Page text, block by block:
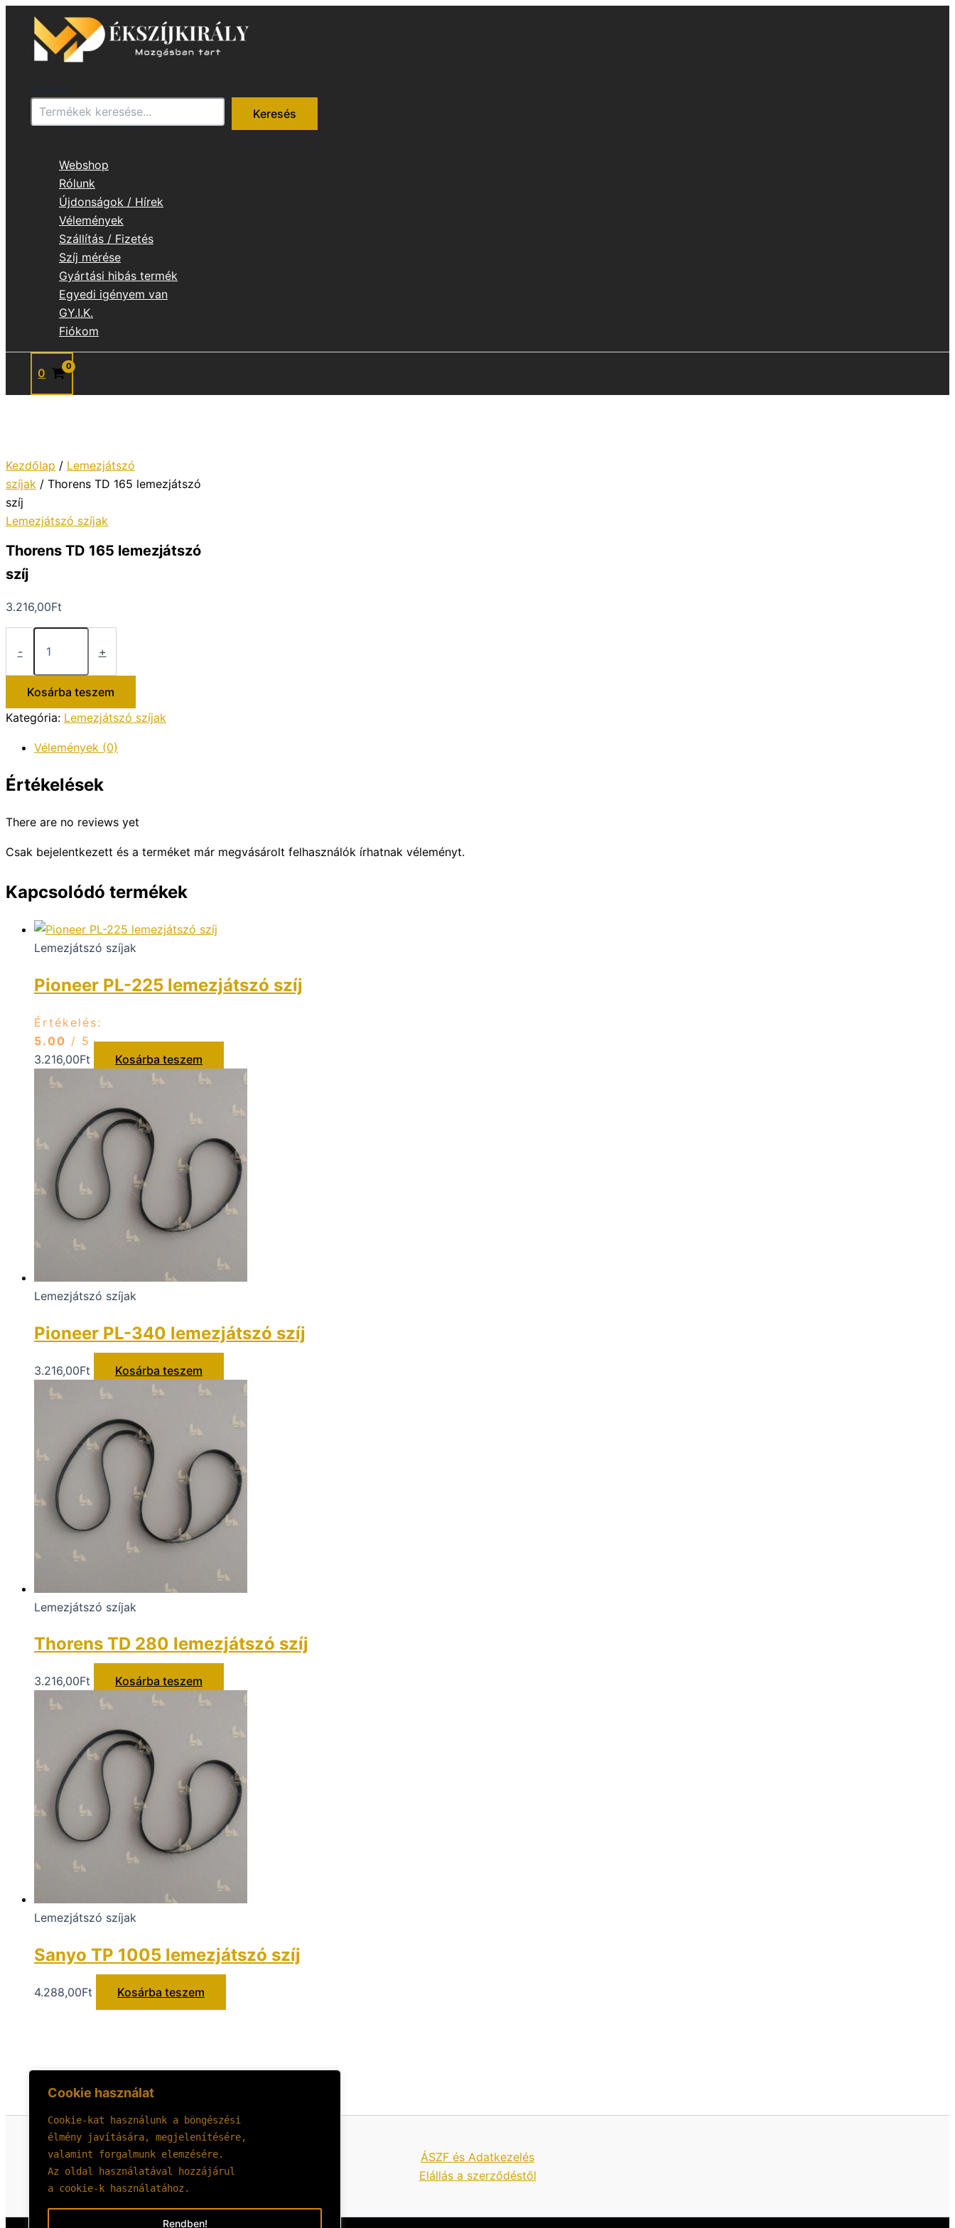
Cookie használat
Cookie-kat használunk a böngészési
élmény javítására, megjelenítésére,
valamint forgalmunk elemzésére.
Az oldal használatával hozzájárul
a cookie-k használatához.
Rendben!
content
Keresés
Webshop
Rólunk
Újdonságok / Hírek
Vélemények
Szállítás / Fizetés
Szíj mérése
Gyártási hibás termék
Egyedi igényem van
GY.I.K.
Fiókom
0
Kezdőlap / Lemezjátszó
szíjak / Thorens TD 165 lemezjátszó
szíj
Lemezjátszó szíjak
Thorens TD 165 lemezjátszó
szíj
3.216,00Ft
-
Thorens
lemezjátszó
+
Kosárba teszem
Kategória: Lemezjátszó szíjak
Vélemények (0)
Értékelések
There are no reviews yet
Csak bejelentkezett és a terméket már megvásárolt felhasználók írhatnak véleményt.
Kapcsolódó termékek
Lemezjátszó szíjak
Pioneer PL-225 lemezjátszó szíj
Értékelés:
5.00 / 5
3.216,00Ft Kosárba teszem
Lemezjátszó szíjak
Pioneer PL-340 lemezjátszó szíj
3.216,00Ft Kosárba teszem
Lemezjátszó szíjak
Thorens TD 280 lemezjátszó szíj
3.216,00Ft Kosárba teszem
Lemezjátszó szíjak
Sanyo TP 1005 lemezjátszó szíj
4.288,00Ft Kosárba teszem
ÁSZF és Adatkezelés
Elállás a szerződéstől